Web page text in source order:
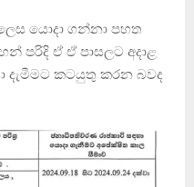
යොදා ගන්නා පහත
පරිදි ඒ ඒ පාසලට අදාළ
දැමීමට කටයුතු කරන බවද